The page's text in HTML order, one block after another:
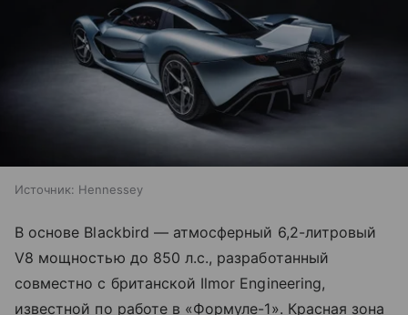
Источник: Hennessey
В основе Blackbird — атмосферный 6,2-литровый
V8 мощностью до 850 л.с., разработанный
совместно с британской Ilmor Engineering,
известной по работе в «Формуле-1». Красная зона